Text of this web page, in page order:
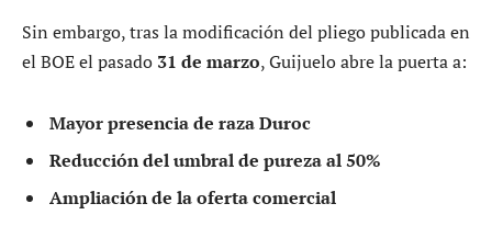
Sin embargo, tras la modificación del pliego publicada en
el BOE el pasado 31 de marzo, Guijuelo abre la puerta a:
Mayor presencia de raza Duroc
Reducción del umbral de pureza al 50%
Ampliación de la oferta comercial